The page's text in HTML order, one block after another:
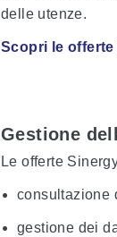
delle utenze.
Scopri le
Gestione
Le offerte
consultazione
gestione dei